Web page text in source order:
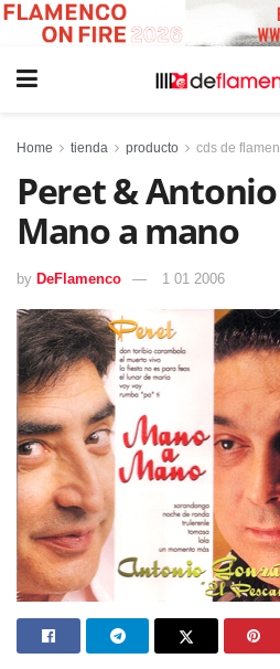
Home tienda producto cds de
Peret & Antonio
Mano a mano
by DeFlamenco 1 01 2006